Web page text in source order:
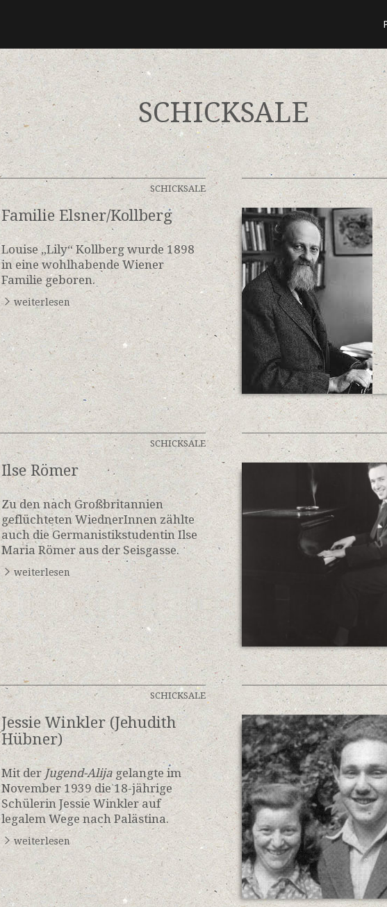
SCHICKSALE
SCHICKSALE
Familie Elsner/Kollberg
Louise „Lily“ Kollberg wurde 1898
in eine wohlhabende Wiener
Familie geboren.
weiterlesen
SCHICKSALE
Ilse Römer
Zu den nach Großbritannien
geflüchteten WiednerInnen zählte
auch die Germanistikstudentin Ilse
Maria Römer aus der Seisgasse.
weiterlesen
SCHICKSALE
Jessie Winkler (Jehudith
Hübner)
Mit der Jugend-Alijagelangte im
November 1939 die 18-jährige
Schülerin Jessie Winkler auf
legalem Wege nach Palästina.
weiterlesen